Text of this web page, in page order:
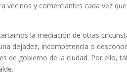
vecinos y comerciantes cada vez
la mediación de otras
dejadez, incompetencia o
de gobierno de la ciudad. Por ello,